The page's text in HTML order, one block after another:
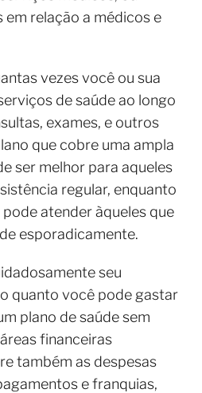
relação a médicos e
vezes você ou sua
de saúde ao longo
exames, e outros
que cobre uma ampla
ser melhor para aqueles
regular, enquanto
atender àqueles que
esporadicamente.
seu
quanto você pode gastar
plano de saúde sem
financeiras
também as despesas
e franquias,